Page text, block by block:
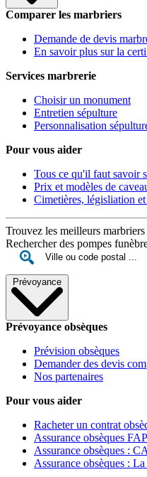
Comparer les marbriers
Demande de devis
En savoir plus sur la
Services marbrerie
Choisir un monument
Entretien sépulture
Personnalisation
Pour vous aider
Tous ce qu'il faut savoir
Prix et modèles de
Cimetières, législiation
Trouvez les meilleurs
Rechercher des pompes
Prévoyance
Prévoyance obsèques
Prévision obsèques
Demander des devis
Nos partenaires
Pour vous aider
Racheter un contrat
Assurance obsèques
Assurance obsèques :
Assurance obsèques :